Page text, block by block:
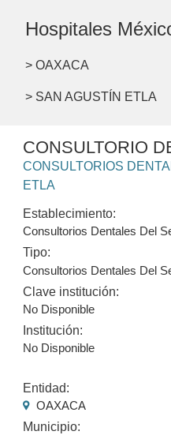
Hospitales
> OAXACA
> SAN AGUSTÍN ETLA
CONSULTORIO
CONSULTORIOS
ETLA
Establecimiento:
Consultorios Dentales Del
Tipo:
Consultorios Dentales Del
Clave institución:
No Disponible
Institución:
No Disponible
Entidad:
OAXACA
Municipio: